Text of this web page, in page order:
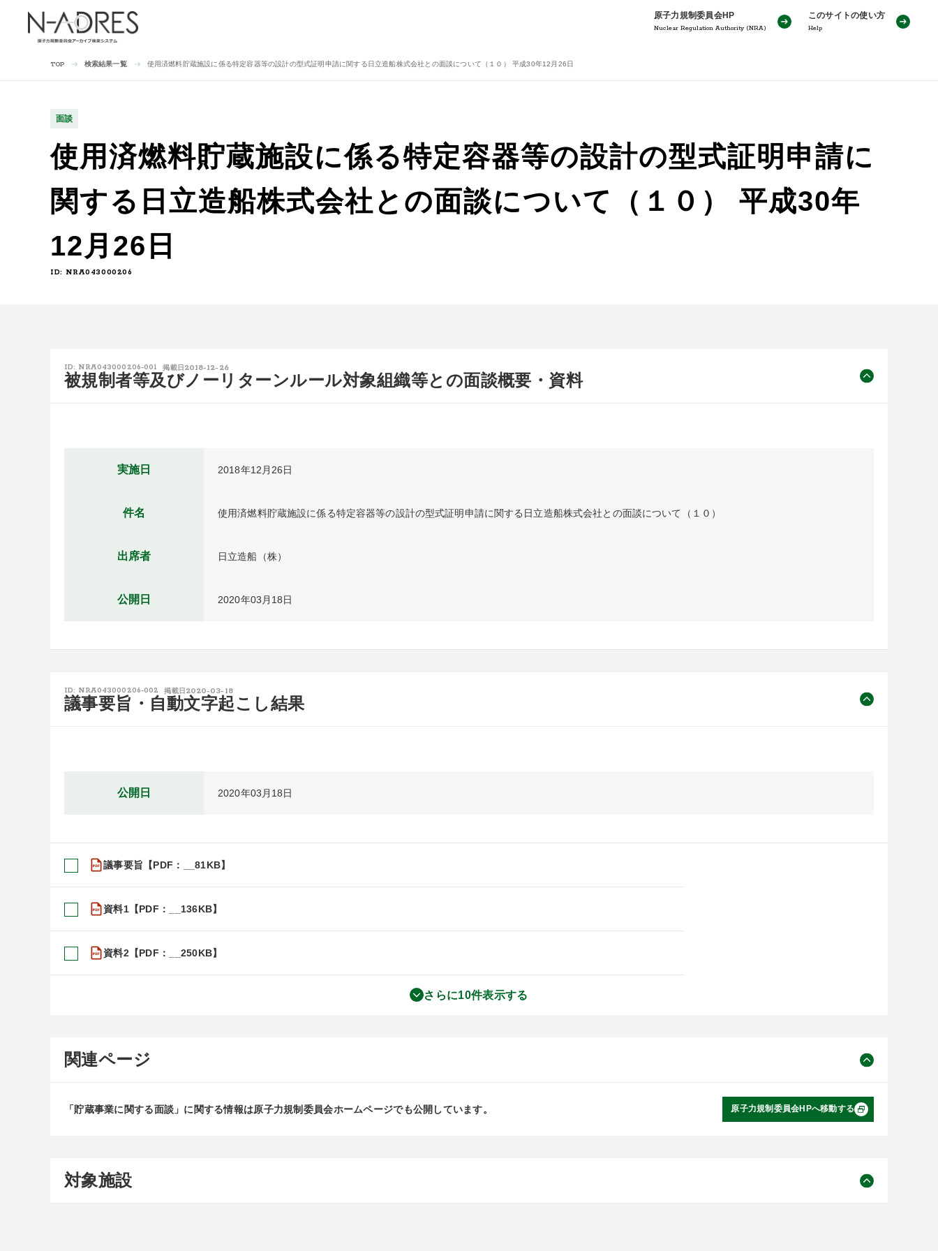
原子力規制委員会HP
Nuclear Regulation Authority (NRA)
このサイトの使い方
Help
TOP 検索結果一覧 使用済燃料貯蔵施設に係る特定容器等の設計の型式証明申請に関する日立造船株式会社との面談について（１０） 平成30年12月26日
面談
使用済燃料貯蔵施設に係る特定容器等の設計の型式証明申請に
関する日立造船株式会社との面談について（１０） 平成30年
12月26日
ID: NRA043000206
ID: NRA043000206-001 掲載日 2018-12-26
被規制者等及びノーリターンルール対象組織等との面談概要・資料
実施日 2018年12月26日
件名 使用済燃料貯蔵施設に係る特定容器等の設計の型式証明申請に関する日立造船株式会社との面談について（１０）
出席者 日立造船（株）
公開日 2020年03月18日
ID: NRA043000206-002 掲載日 2020-03-18
議事要旨・自動文字起こし結果
公開日 2020年03月18日
議事要旨【PDF：__81KB】
資料1【PDF：__136KB】
資料2【PDF：__250KB】
さらに10件表示する
関連ページ
「貯蔵事業に関する面談」に関する情報は原子力規制委員会ホームページでも公開しています。 原子力規制委員会HPへ移動する
対象施設